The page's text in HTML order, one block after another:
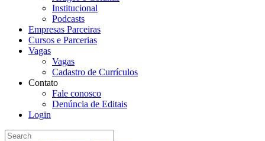
Institucional
Podcasts
Empresas Parceiras
Cursos e Parcerias
Vagas
Vagas
Cadastro de Currículos
Contato
Fale conosco
Denúncia de Editais
Login